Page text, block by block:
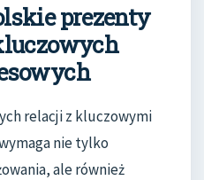
prezenty
relacji z kluczowymi
nie tylko
ale również